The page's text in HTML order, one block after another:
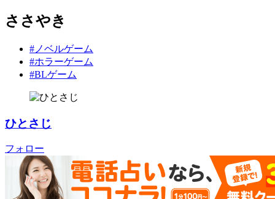
ささやき
#ノベルゲーム
#ホラーゲーム
#BLゲーム
ひとさじ
フォロー